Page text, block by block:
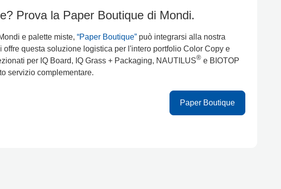
Prova la Paper Boutique di Mondi.
e palette miste, “Paper Boutique” può integrarsi alla nostra
questa soluzione logistica per l'intero portfolio Color Copy e
per IQ Board, IQ Grass + Packaging, NAUTILUS® e BIOTOP
servizio complementare.
Paper Boutique